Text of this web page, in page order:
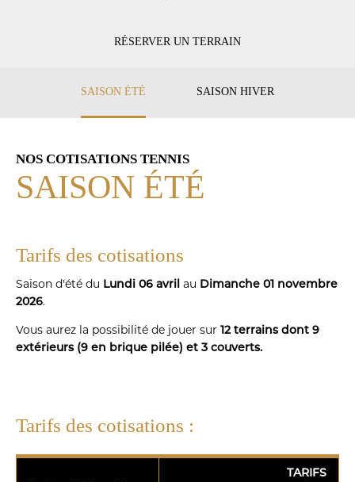
RÉSERVER UN TERRAIN
SECOND-
COTISATIONS-
TENNIS
SAISON ÉTÉ SAISON HIVER
NOS COTISATIONS TENNIS
SAISON ÉTÉ
Tarifs des cotisations
Saison d'été du Lundi 06 avril au Dimanche 01 novembre
2026.
Vous aurez la possibilité de jouer sur 12 terrains dont 9
extérieurs (9 en brique pilée) et 3 couverts.
Tarifs des cotisations :
TARIFS